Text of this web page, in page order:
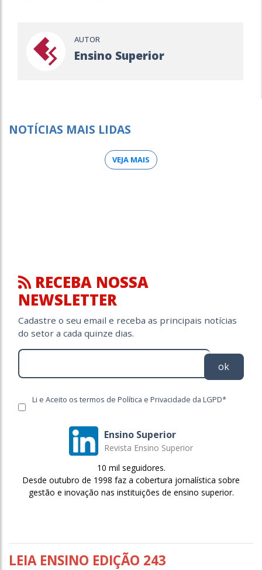
AUTOR
Ensino Superior
NOTÍCIAS MAIS LIDAS
VEJA MAIS
RECEBA NOSSA
NEWSLETTER
Cadastre o seu email e receba as principais notícias
do setor a cada quinze dias.
ok
Li e Aceito os termos de Política e Privacidade da LGPD*
Ensino Superior
Revista Ensino Superior
10 mil seguidores.
Desde outubro de 1998 faz a cobertura jornalística sobre
gestão e inovação nas instituições de ensino superior.
LEIA ENSINO EDIÇÃO 243